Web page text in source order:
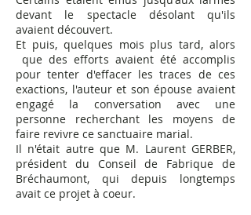
devant le spectacle désolant qu'ils
avaient découvert.
Et puis, quelques mois plus tard, alors
que des efforts avaient été accomplis
pour tenter d'effacer les traces de ces
exactions, l'auteur et son épouse avaient
engagé la conversation avec une
personne recherchant les moyens de
faire revivre ce sanctuaire marial.
Il n'était autre que M. Laurent GERBER,
président du Conseil de Fabrique de
Bréchaumont, qui depuis longtemps
avait ce projet à coeur.